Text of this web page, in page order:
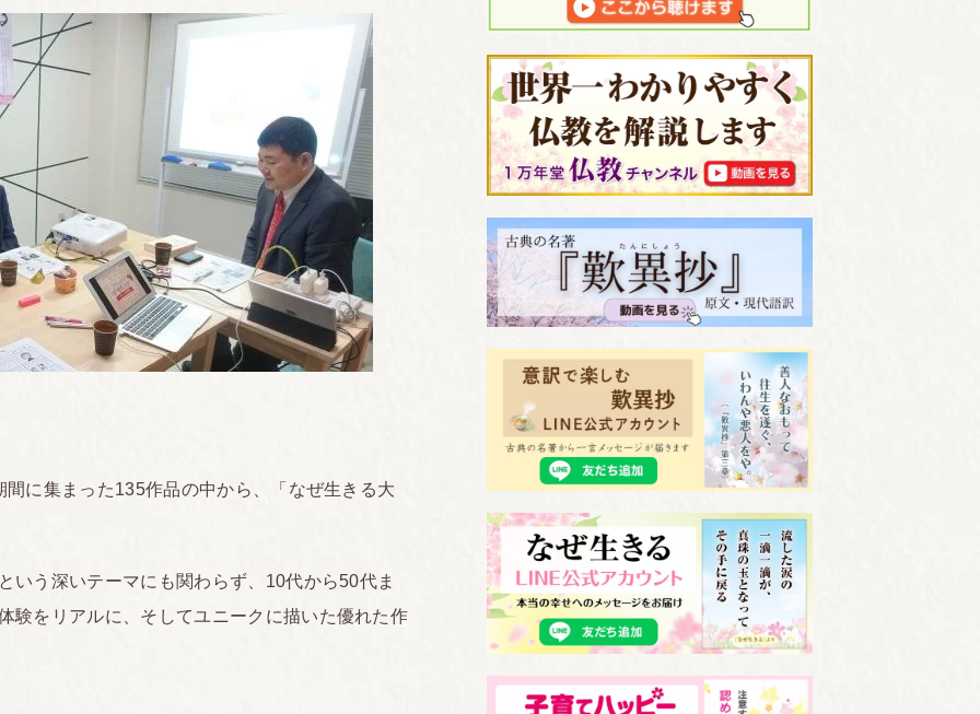
に集まった135作品の中から、「なぜ生きる大
いう深いテーマにも関わらず、10代から50代ま
験をリアルに、そしてユニークに描いた優れた作